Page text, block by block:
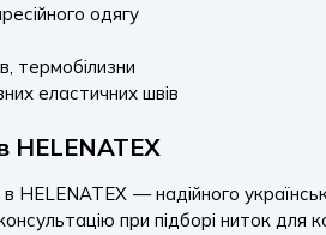
одягу
термобілизни
еластичних швів
HELENATEX
HELENATEX — надійного
при підборі ниток для